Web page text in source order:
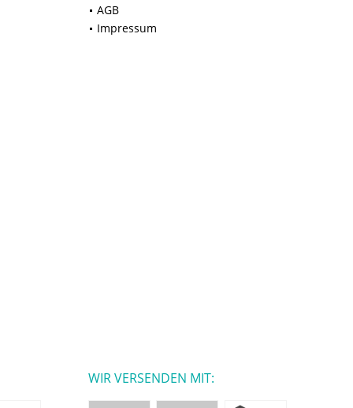
AGB
Impressum
WIR VERSENDEN MIT: